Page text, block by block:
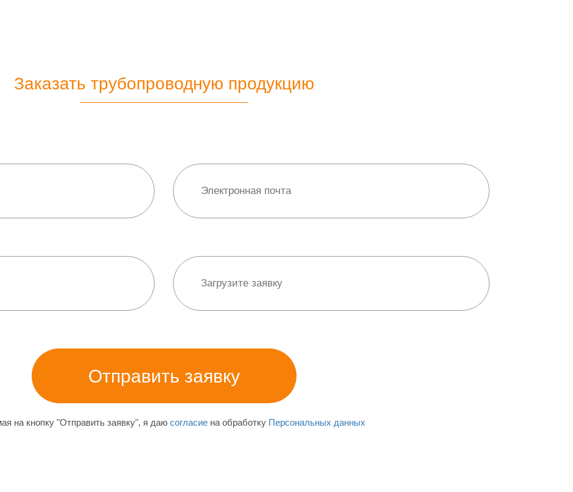
Заказать трубопроводную продукцию
на кнопку "Отправить заявку", я даю согласиена обработку Персональных данных